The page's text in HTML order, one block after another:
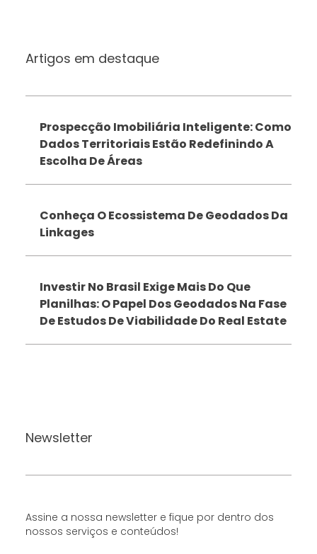
Artigos em destaque
Prospecção Imobiliária Inteligente: Como
Dados Territoriais Estão Redefinindo A
Escolha De Áreas
Conheça O Ecossistema De Geodados Da
Linkages
Investir No Brasil Exige Mais Do Que
Planilhas: O Papel Dos Geodados Na Fase
De Estudos De Viabilidade Do Real Estate
Newsletter
Assine a nossa newsletter e fique por dentro dos
nossos serviços e conteúdos!